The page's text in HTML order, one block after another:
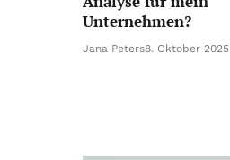
Unternehmen?
Jana Peters8. Oktober 2025